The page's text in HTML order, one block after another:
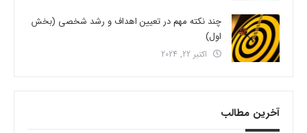
چند نکته مهم در تعیین اهداف و رشد شخصی (بخش
اول)
اکتبر 22, 2024
آخرین مطالب